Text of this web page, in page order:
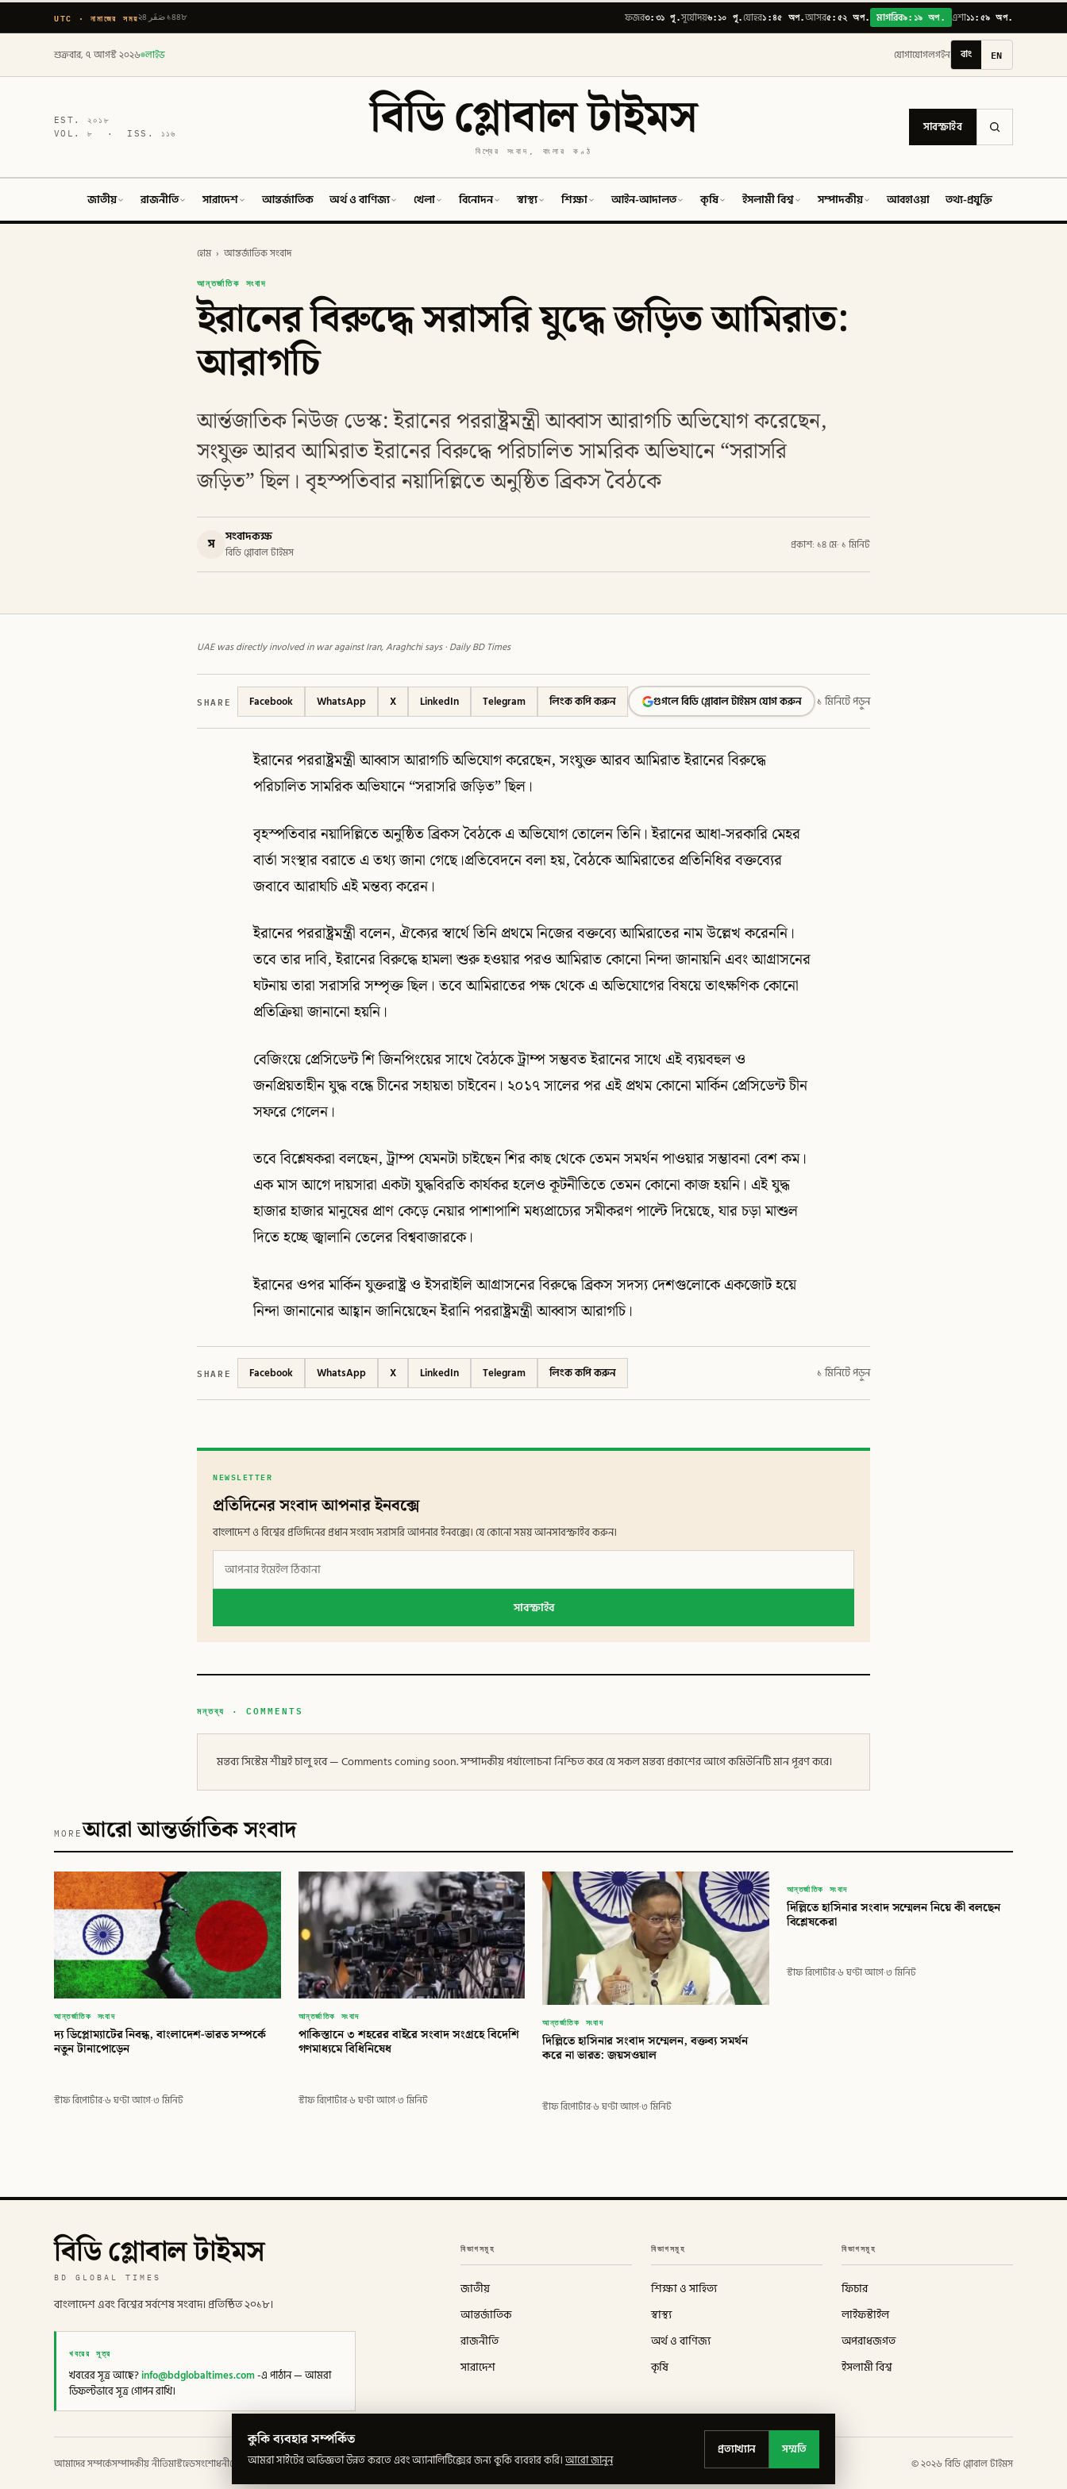
UTC · নামাজের সময় ২৪ صَفَر ১৪৪৮ ফজর৩:৩১ পূ.সূর্যোদয়৬:১০ পূ.যোহর১:৪৫ অপ.আসর৫:৫২ অপ. মাগরিব৯:১৯ অপ. এশা১১:৫৯ অপ.
শুক্রবার, ৭ আগস্ট ২০২৬ লাইভ যোগাযোগলগইন বাং EN
EST.২০১৮
VOL.৮ · ISS. ১১৬ বিডি গ্লোবাল টাইমস
বিশ্বের সংবাদ, বাংলার কণ্ঠ
সাবস্ক্রাইব
জাতীয় রাজনীতি সারাদেশ আন্তর্জাতিক অর্থ ও বাণিজ্য খেলা বিনোদন স্বাস্থ্য শিক্ষা আইন-আদালত কৃষি ইসলামী বিশ্ব সম্পাদকীয় আবহাওয়া তথ্য-প্রযুক্তি
হোম › আন্তর্জাতিক সংবাদ
আন্তর্জাতিক সংবাদ
ইরানের বিরুদ্ধে সরাসরি যুদ্ধে জড়িত আমিরাত:
আরাগচি
আর্ন্তজাতিক নিউজ ডেস্ক: ইরানের পররাষ্ট্রমন্ত্রী আব্বাস আরাগচি অভিযোগ করেছেন,
সংযুক্ত আরব আমিরাত ইরানের বিরুদ্ধে পরিচালিত সামরিক অভিযানে “সরাসরি
জড়িত” ছিল। বৃহস্পতিবার নয়াদিল্লিতে অনুষ্ঠিত ব্রিকস বৈঠকে
স সংবাদকক্ষ
বিডি গ্লোবাল টাইমস
প্রকাশ: ১৪ মে· ১ মিনিট
UAE was directly involved in war against Iran, Araghchi says · Daily BD Times
SHARE Facebook WhatsApp X LinkedIn Telegram লিংক কপি করুন গুগলে বিডি গ্লোবাল টাইমস যোগ করুন ১ মিনিটে পড়ুন
ইরানের পররাষ্ট্রমন্ত্রী আব্বাস আরাগচি অভিযোগ করেছেন, সংযুক্ত আরব আমিরাত ইরানের বিরুদ্ধে
পরিচালিত সামরিক অভিযানে “সরাসরি জড়িত” ছিল।
বৃহস্পতিবার নয়াদিল্লিতে অনুষ্ঠিত ব্রিকস বৈঠকে এ অভিযোগ তোলেন তিনি। ইরানের আধা-সরকারি মেহর
বার্তা সংস্থার বরাতে এ তথ্য জানা গেছে।প্রতিবেদনে বলা হয়, বৈঠকে আমিরাতের প্রতিনিধির বক্তব্যের
জবাবে আরাঘচি এই মন্তব্য করেন।
ইরানের পররাষ্ট্রমন্ত্রী বলেন, ঐক্যের স্বার্থে তিনি প্রথমে নিজের বক্তব্যে আমিরাতের নাম উল্লেখ করেননি।
তবে তার দাবি, ইরানের বিরুদ্ধে হামলা শুরু হওয়ার পরও আমিরাত কোনো নিন্দা জানায়নি এবং আগ্রাসনের
ঘটনায় তারা সরাসরি সম্পৃক্ত ছিল। তবে আমিরাতের পক্ষ থেকে এ অভিযোগের বিষয়ে তাৎক্ষণিক কোনো
প্রতিক্রিয়া জানানো হয়নি।
বেজিংয়ে প্রেসিডেন্ট শি জিনপিংয়ের সাথে বৈঠকে ট্রাম্প সম্ভবত ইরানের সাথে এই ব্যয়বহুল ও
জনপ্রিয়তাহীন যুদ্ধ বন্ধে চীনের সহায়তা চাইবেন। ২০১৭ সালের পর এই প্রথম কোনো মার্কিন প্রেসিডেন্ট চীন
সফরে গেলেন।
তবে বিশ্লেষকরা বলছেন, ট্রাম্প যেমনটা চাইছেন শির কাছ থেকে তেমন সমর্থন পাওয়ার সম্ভাবনা বেশ কম।
এক মাস আগে দায়সারা একটা যুদ্ধবিরতি কার্যকর হলেও কূটনীতিতে তেমন কোনো কাজ হয়নি। এই যুদ্ধ
হাজার হাজার মানুষের প্রাণ কেড়ে নেয়ার পাশাপাশি মধ্যপ্রাচ্যের সমীকরণ পাল্টে দিয়েছে, যার চড়া মাশুল
দিতে হচ্ছে জ্বালানি তেলের বিশ্ববাজারকে।
ইরানের ওপর মার্কিন যুক্তরাষ্ট্র ও ইসরাইলি আগ্রাসনের বিরুদ্ধে ব্রিকস সদস্য দেশগুলোকে একজোট হয়ে
নিন্দা জানানোর আহ্বান জানিয়েছেন ইরানি পররাষ্ট্রমন্ত্রী আব্বাস আরাগচি।
SHARE Facebook WhatsApp X LinkedIn Telegram লিংক কপি করুন ১ মিনিটে পড়ুন
NEWSLETTER
প্রতিদিনের সংবাদ আপনার ইনবক্সে
বাংলাদেশ ও বিশ্বের প্রতিদিনের প্রধান সংবাদ সরাসরি আপনার ইনবক্সে। যে কোনো সময় আনসাবস্ক্রাইব করুন।
সাবস্ক্রাইব
মন্তব্য · COMMENTS
মন্তব্য সিস্টেম শীঘ্রই চালু হবে — Comments coming soon. সম্পাদকীয় পর্যালোচনা নিশ্চিত করে যে সকল মন্তব্য প্রকাশের আগে কমিউনিটি মান পূরণ করে।
MOREআরো আন্তর্জাতিক সংবাদ
আন্তর্জাতিক সংবাদ
দ্য ডিপ্লোম্যাটের নিবন্ধ, বাংলাদেশ-ভারত সম্পর্কে
নতুন টানাপোড়েন
স্টাফ রিপোর্টার·৬ ঘণ্টা আগে·৩ মিনিট
আন্তর্জাতিক সংবাদ
পাকিস্তানে ৩ শহরের বাইরে সংবাদ সংগ্রহে বিদেশি
গণমাধ্যমে বিধিনিষেধ
স্টাফ রিপোর্টার·৬ ঘণ্টা আগে·৩ মিনিট
আন্তর্জাতিক সংবাদ
দিল্লিতে হাসিনার সংবাদ সম্মেলন, বক্তব্য সমর্থন
করে না ভারত: জয়সওয়াল
স্টাফ রিপোর্টার·৬ ঘণ্টা আগে·৩ মিনিট
বিডি
বিডি গ্লোবাল টাইমস
আন্তর্জাতিক সংবাদ
দিল্লিতে হাসিনার সংবাদ সম্মেলন নিয়ে কী বলছেন
বিশ্লেষকেরা
স্টাফ রিপোর্টার·৬ ঘণ্টা আগে·৩ মিনিট
বিডি গ্লোবাল টাইমস
BD GLOBAL TIMES
বাংলাদেশ এবং বিশ্বের সর্বশেষ সংবাদ। প্রতিষ্ঠিত ২০১৮।
খবরের সূত্র
খবরের সূত্র আছে?info@bdglobaltimes.com-এ পাঠান — আমরা
ডিফল্টভাবে সূত্র গোপন রাখি।
বিভাগসমূহ
জাতীয়
আন্তর্জাতিক
রাজনীতি
সারাদেশ
বিভাগসমূহ
শিক্ষা ও সাহিত্য
স্বাস্থ্য
অর্থ ও বাণিজ্য
কৃষি
বিভাগসমূহ
ফিচার
লাইফস্টাইল
অপরাধজগত
ইসলামী বিশ্ব
আমাদের সম্পর্কেসম্পাদকীয় নীতিমাস্টহেডসংশোধনীগোপনীয়তাশর্তাবলী ©২০২৬ বিডি গ্লোবাল টাইমস
কুকি ব্যবহার সম্পর্কিত
আমরা সাইটের অভিজ্ঞতা উন্নত করতে এবং অ্যানালিটিক্সের জন্য কুকি ব্যবহার করি।আরো জানুন
প্রত্যাখ্যান সম্মতি